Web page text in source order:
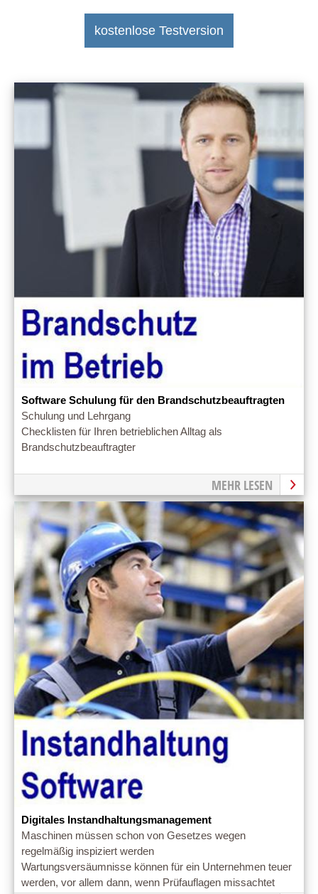
kostenlose Testversion
Software Schulung für den Brandschutzbeauftragten
Schulung und Lehrgang
Checklisten für Ihren betrieblichen Alltag als
Brandschutzbeauftragter
MEHR LESEN
Digitales Instandhaltungsmanagement
Maschinen müssen schon von Gesetzes wegen
regelmäßig inspiziert werden
Wartungsversäumnisse können für ein Unternehmen teuer
werden, vor allem dann, wenn Prüfauflagen missachtet